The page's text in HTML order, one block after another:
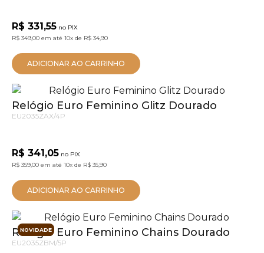
R$ 331,55 no PIX
R$ 349,00 em até 10x de R$ 34,90
ADICIONAR AO CARRINHO
Relógio Euro Feminino Glitz Dourado
EU2035ZAX/4P
R$ 341,05 no PIX
R$ 359,00 em até 10x de R$ 35,90
ADICIONAR AO CARRINHO
NOVIDADE
Relógio Euro Feminino Chains Dourado
EU2035ZBM/5P